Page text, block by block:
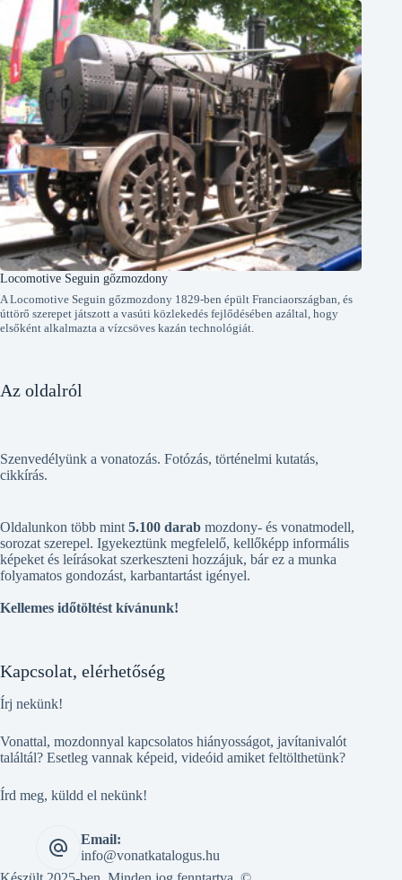
Locomotive Seguin gőzmozdony
A Locomotive Seguin gőzmozdony 1829-ben épült Franciaországban, és
úttörő szerepet játszott a vasúti közlekedés fejlődésében azáltal, hogy
elsőként alkalmazta a vízcsöves kazán technológiát.
Az oldalról
Szenvedélyünk a vonatozás. Fotózás, történelmi kutatás,
cikkírás.
Oldalunkon több mint 5.100 darab mozdony- és vonatmodell,
sorozat szerepel. Igyekeztünk megfelelő, kellőképp informális
képeket és leírásokat szerkeszteni hozzájuk, bár ez a munka
folyamatos gondozást, karbantartást igényel.
Kellemes időtöltést kívánunk!
Kapcsolat, elérhetőség
Írj nekünk!
Vonattal, mozdonnyal kapcsolatos hiányosságot, javítanivalót
találtál? Esetleg vannak képeid, videóid amiket feltölthetünk?
Írd meg, küldd el nekünk!
Email:
info@vonatkatalogus.hu